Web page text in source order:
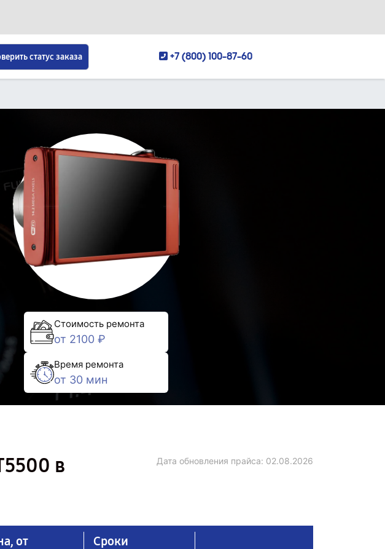
статус заказа +7 (800) 100-87-60
Стоимость ремонта
от 2100 ₽
Время ремонта
от 30 мин
в
Дата обновления прайса: 02.08.2026
от Сроки